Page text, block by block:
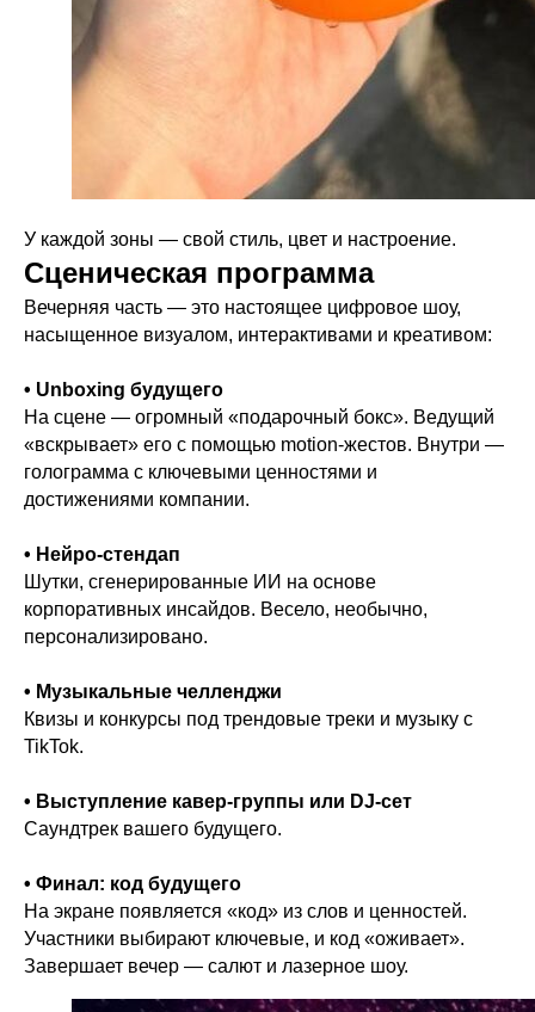
У каждой зоны — свой стиль, цвет и настроение.
Сценическая программа
Вечерняя часть — это настоящее цифровое шоу,
насыщенное визуалом, интерактивами и креативом:
• Unboxing будущего
На сцене — огромный «подарочный бокс». Ведущий
«вскрывает» его с помощью motion-жестов. Внутри —
голограмма с ключевыми ценностями и
достижениями компании.
• Нейро-стендап
Шутки, сгенерированные ИИ на основе
корпоративных инсайдов. Весело, необычно,
персонализировано.
• Музыкальные челленджи
Квизы и конкурсы под трендовые треки и музыку с
TikTok.
• Выступление кавер-группы или DJ-сет
Саундтрек вашего будущего.
• Финал: код будущего
На экране появляется «код» из слов и ценностей.
Участники выбирают ключевые, и код «оживает».
Завершает вечер — салют и лазерное шоу.